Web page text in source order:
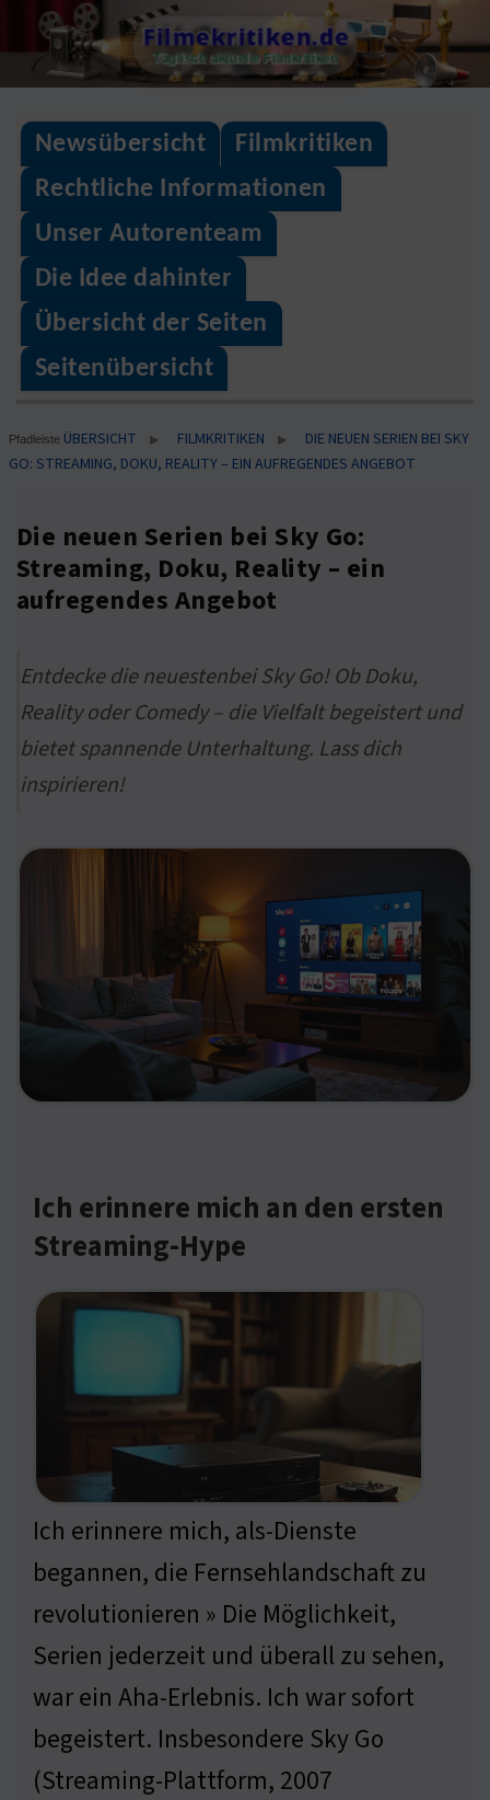
to
content
Filmekritiken.de
Täglisch aktuelle Filmkritiken
Newsübersicht
Filmkritiken
Rechtliche Informationen
Unser Autorenteam
Die Idee dahinter
Übersicht der Seiten
Seitenübersicht
Pfadleiste ÜBERSICHT ▶ FILMKRITIKEN ▶
DIE NEUEN SERIEN BEI SKY
GO: STREAMING, DOKU, REALITY – EIN AUFREGENDES ANGEBOT
Die neuen Serien bei Sky Go:
Streaming, Doku, Reality – ein
aufregendes Angebot
Entdecke die neuestenbei Sky Go! Ob Doku,
Reality oder Comedy – die Vielfalt begeistert und
bietet spannende Unterhaltung. Lass dich
inspirieren!
Ich erinnere mich an den ersten
Streaming-Hype
Ich erinnere mich, als-Dienste
begannen, die Fernsehlandschaft zu
revolutionieren » Die Möglichkeit,
Serien jederzeit und überall zu sehen,
war ein Aha-Erlebnis. Ich war sofort
begeistert. Insbesondere Sky Go
(Streaming-Plattform, 2007